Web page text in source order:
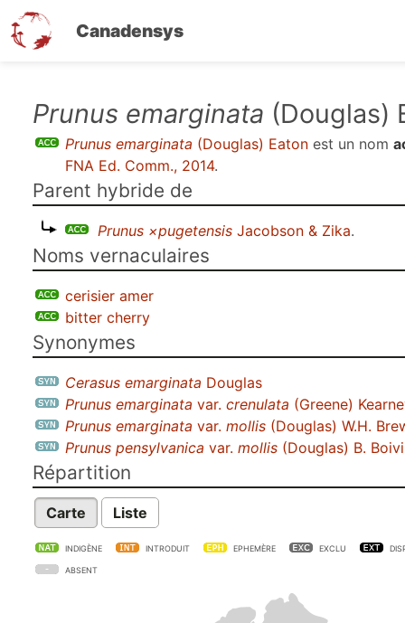
Canadensys
contenu
Prunus emarginata (Douglas)
Prunus emarginata (Douglas) Eaton est un nom
FNA Ed. Comm., 2014.
Parent hybride de
Prunus ×pugetensis Jacobson & Zika.
Noms vernaculaires
cerisier amer
bitter cherry
Synonymes
Cerasus emarginata Douglas
Prunus emarginata var. crenulata (Greene)
Prunus emarginata var. mollis (Douglas) W.H.
Prunus pensylvanica var. mollis (Douglas) B.
Répartition
Carte Liste
INDIGÈNE INTRODUIT EPHEMÈRE EXCLU
ABSENT